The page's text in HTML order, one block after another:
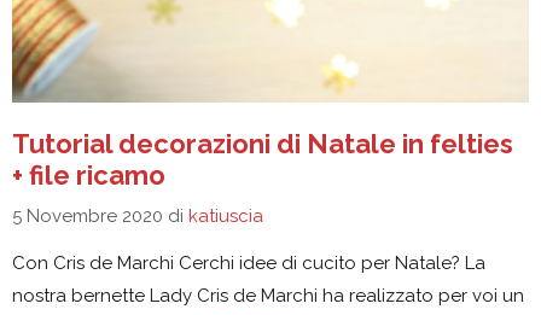
Tutorial decorazioni di Natale in felties
+ file ricamo
5 Novembre 2020 di katiuscia
Con Cris de Marchi Cerchi idee di cucito per Natale? La
nostra bernette Lady Cris de Marchi ha realizzato per voi un